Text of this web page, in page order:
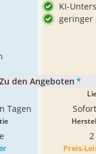
KI-
geringer
Zu den Angeboten *
Tagen
2
Preis-